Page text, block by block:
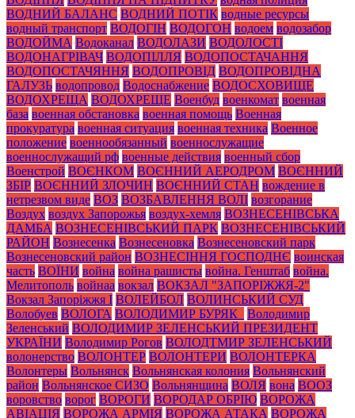
ВОДНИЙ БАЛАНС ВОДНИЙ ПОТІК водные ресурсы
водный транспорт ВОДОГІН ВОДОГОН водоем водозабор
ВОДОЙМА Водоканал ВОДОЛАЗИ ВОДОЛОСТІ
ВОДОНАГРІВАЧ ВОДОПІЛЛЯ ВОДОПОСТАЧАННЯ
ВОДОПОСТАЧЯННЯ ВОДОПРОВІД ВОДОПРОВІДНА
ГАЛУЗЬ водопровод Водоснабжение ВОДОСХОВИЩЕ
ВОДОХРЕЩА ВОДОХРЕЩЕ Военбуд военкомат военная
база военная обстановка военная помощь Военная
прокуратура военная ситуация военная техника Военное
положение военнообязанный военнослужащие
военнослужащий рф военные действия военный сбор
Военстрой ВОЄНКОМ ВОЄННИЙ АЕРОДРОМ ВОЄННИЙ
ЗБІР ВОЄННИЙ ЗЛОЧИН ВОЄННИЙ СТАН вождение в
нетрезвом виде ВОЗ ВОЗБАВЛЕННЯ ВОЛІ возгорание
Воздух воздух Запорожья воздух-хемля ВОЗНЕСЕНІВСЬКА
ДАМБА ВОЗНЕСЕНІВСЬКИЙ ПАРК ВОЗНЕСЕНІВСЬКИЙ
РАЙОН Вознесенка Вознесеновка Вознесеновский парк
Вознесеновский район ВОЗНЕСІННЯ ГОСПОДНЄ воинская
часть ВОЇНИ война война рашисты война. Генштаб война.
Мелитополь войнаа вокзал ВОКЗАЛ "ЗАПОРІЖЖЯ-2"
Вокзал Запоріжжя І ВОЛЕЙБОЛ ВОЛИНСЬКИЙ СУД
Волобуев ВОЛОГА ВОЛОДИМИР БУРЯК_
Володимир
Зеленський ВОЛОДИМИР ЗЕЛЕНСЬКИЙ ПРЕЗИДЕНТ
УКРАЇНИ Володимир Рогов ВОЛОДТМИР ЗЕЛЕНСЬКИЙ
волонерство ВОЛОНТЕР ВОЛОНТЕРИ ВОЛОНТЕРКА
Волонтеры Вольнянск Вольнянская колония Вольнянский
район Вольнянское СИЗО Вольнянщина ВОЛЯ вона ВООЗ
воровство ворог ВОРОГИ ВОРОДАР ОБРІЮ ВОРОЖА
АВІАЦІЯ ВОРОЖА АРМІЯ ВОРОЖА АТАКА ВОРОЖА